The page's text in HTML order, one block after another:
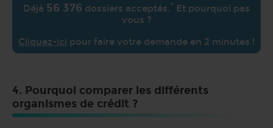
Déjà 56 376 dossiers acceptés.* Et pourquoi pas
vous ?
Cliquez-ici pour faire votre demande en 2 minutes !
4. Pourquoi comparer les différents
organismes de crédit ?